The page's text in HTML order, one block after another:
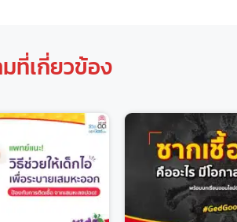
ที่เกี่ยวข้อง